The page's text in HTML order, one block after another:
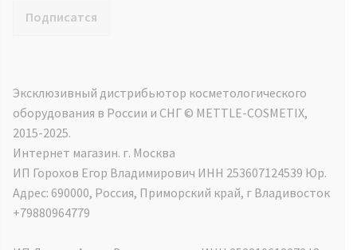
Подписатся
Эксклюзивный дистрибьютор косметологического
оборудования в России и СНГ ©️ METTLE-COSMETIX,
2015-2025.
Интернет магазин. г. Москва
ИП Горохов Егор Владимирович ИНН 253607124539 Юр.
Адрес: 690000, Россия, Приморский край, г Владивосток
+79880964779